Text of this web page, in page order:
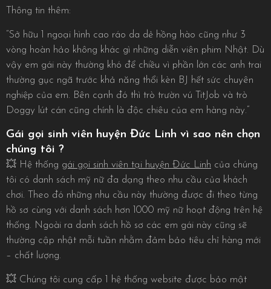
Thông tin thêm:
“Sở hữu 1 ngoại hình cao ráo da dẻ hồng hào cũng như 3
vòng hoàn hảo không khác gì những diễn viên phim Nhật. Dù
vậy em gái này thường khó để chiều vì phần lớn các anh trai
thường gục ngã trước khả năng thổi kèn BJ hết sức chuyên
nghiệp của em. Bên cạnh đó thì trò trườn vú TitJob và trò
Doggy lút cán cũng chính là độc chiêu của em hàng này.”
Gái gọi sinh viên huyện Đức Linh vì sao nên chọn
chúng tôi ?
💥 Hệ thống gái gọi sinh viên tại huyện Đức Linh của chúng
tôi có danh sách mỹ nữ đa dạng theo nhu cầu của khách
chơi. Theo đó những nhu cầu này thường được đi theo từng
hồ sơ cùng với danh sách hơn 1000 mỹ nữ hoạt động trên hệ
thống. Ngoài ra danh sách hồ sơ các em gái này cũng sẽ
thường cập nhật mỗi tuần nhằm đảm bảo tiêu chỉ hàng mới
– chất lượng.
💥 Chúng tôi cung cấp 1 hệ thống website được bảo mật